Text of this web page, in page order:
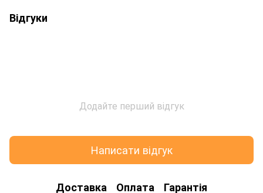
Відгуки
Додайте перший відгук
Написати відгук
Доставка Оплата Гарантія